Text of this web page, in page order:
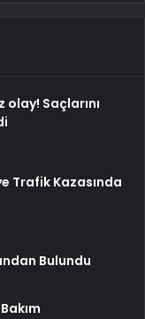
Saçlarını
Trafik Kazasında
Bulundu